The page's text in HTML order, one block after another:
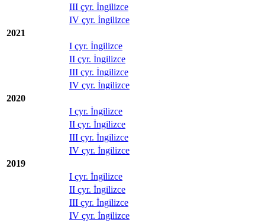
III çyr. İngilizce
IV çyr. İngilizce
2021
I çyr. İngilizce
II çyr. İngilizce
III çyr. İngilizce
IV çyr. İngilizce
2020
I çyr. İngilizce
II çyr. İngilizce
III çyr. İngilizce
IV çyr. İngilizce
2019
I çyr. İngilizce
II çyr. İngilizce
III çyr. İngilizce
IV çyr. İngilizce